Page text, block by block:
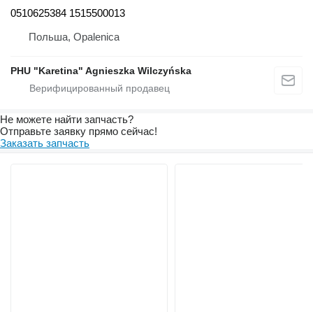
0510625384 1515500013
Польша, Opalenica
PHU "Karetina" Agnieszka Wilczyńska
Не можете найти запчасть?
Отправьте заявку прямо сейчас!
Заказать запчасть